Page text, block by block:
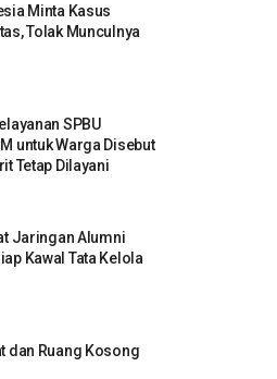
Minta Kasus
Tolak Munculnya
SPBU
untuk Warga Disebut
Tetap Dilayani
Jaringan Alumni
Kawal Tata Kelola
dan Ruang Kosong